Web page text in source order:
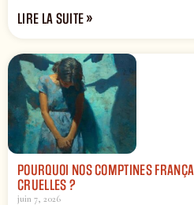
LIRE LA SUITE »
POURQUOI NOS COMPTINES
CRUELLES ?
juin 7, 2026